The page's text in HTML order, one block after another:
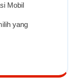
Mobil
yang